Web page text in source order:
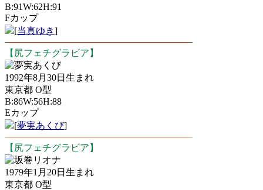
B:91W:62H:91
Fカップ
[当真ゆき]
【尻フェチグラビア】
夢実あくび
1992年8月30日生まれ
東京都 O型
B:86W:56H:88
Eカップ
[夢実あくび]
【尻フェチグラビア】
坂巻リオナ
1979年1月20日生まれ
東京都 O型